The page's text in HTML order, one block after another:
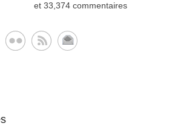
et 33,374 commentaires